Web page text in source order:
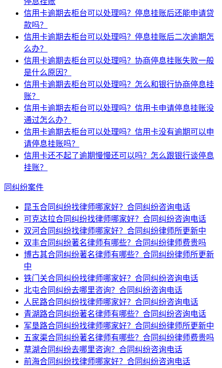
信用卡逾期去柜台可以处理吗？停息挂账后还能申请贷
款吗？
信用卡逾期去柜台可以处理吗？停息挂账后二次逾期怎
么办？
信用卡逾期去柜台可以处理吗？协商停息挂账失败一般
是什么原因？
信用卡逾期去柜台可以处理吗？怎么和银行协商停息挂
账？
信用卡逾期去柜台可以处理吗？信用卡申请停息挂账没
通过怎么办？
信用卡逾期去柜台可以处理吗？信用卡没有逾期可以申
请停息挂账吗？
信用卡还不起了逾期慢慢还可以吗？怎么跟银行谈停息
挂账？
同纠纷案件
昆玉合同纠纷找律师哪家好？合同纠纷咨询电话
可克达拉合同纠纷找律师哪家好？合同纠纷咨询电话
双河合同纠纷找律师哪家好？合同纠纷律师所更新中
双丰合同纠纷著名律师有哪些？合同纠纷律师费贵吗
博古其合同纠纷著名律师有哪些？合同纠纷律师所更新
中
铁门关合同纠纷找律师哪家好？合同纠纷咨询电话
北屯合同纠纷去哪里咨询？合同纠纷咨询电话
人民路合同纠纷找律师哪家好？合同纠纷咨询电话
青湖路合同纠纷著名律师有哪些？合同纠纷咨询电话
军垦路合同纠纷找律师哪家好？合同纠纷律师所更新中
五家渠合同纠纷著名律师有哪些？合同纠纷律师费贵吗
草湖合同纠纷去哪里咨询？合同纠纷咨询电话
前海合同纠纷找律师哪家好？合同纠纷咨询电话